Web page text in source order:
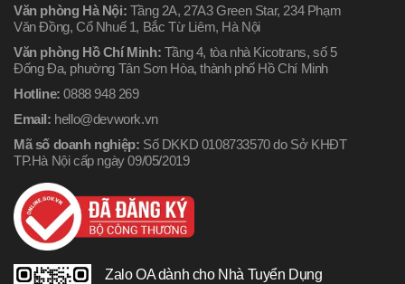
Văn phòng Hà Nội: Tầng 2A, 27A3 Green Star, 234 Phạm
Văn Đồng, Cổ Nhuế 1, Bắc Từ Liêm, Hà Nội
Văn phòng Hồ Chí Minh: Tầng 4, tòa nhà Kicotrans, số 5
Đống Đa, phường Tân Sơn Hòa, thành phố Hồ Chí Minh
Hotline: 0888 948 269
Email: hello@devwork.vn
Mã số doanh nghiệp: Số DKKD 0108733570 do Sở KHĐT
TP.Hà Nội cấp ngày 09/05/2019
Zalo OA dành cho Nhà Tuyển Dụng